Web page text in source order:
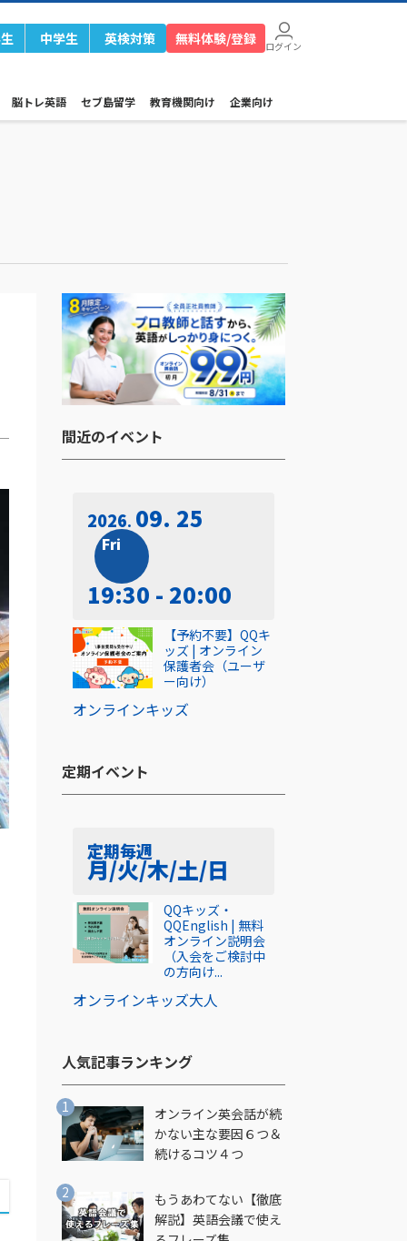
中学生 英検対策 無料体験/登録 ログイン
脳トレ英語 セブ島留学 教育機関向け 企業向け
間近のイベント​
2026 09. 25
Fri
19:30 - 20:00
オンラインキッズ
【予約不要】QQキ
ッズ | オンライン
保護者会（ユーザ
ー向け）
定期イベント​
定期毎週
月/火/木/土/日
オンラインキッズ大人
QQキッズ・
QQEnglish | 無料
オンライン説明会
（入会をご検討中
の方向け...
人気記事ランキング​
オンライン英会話が続
かない主な要因６つ＆
続けるコツ４つ
もうあわてない【徹底
解説】英語会議で使え